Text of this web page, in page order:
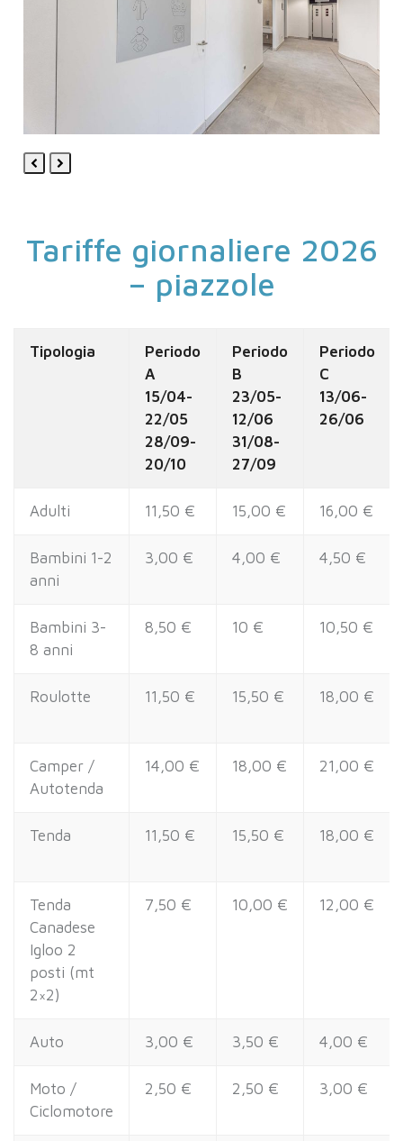
Previous
Next
Tariffe giornaliere 2026
– piazzole
Tipologia
Periodo
A
15/04-
22/05
28/09-
20/10
Periodo
B
23/05-
12/06
31/08-
27/09
Periodo
C
13/06-
26/06
Adulti 11,50 € 15,00 € 16,00 €
Bambini 1-2
anni
3,00 € 4,00 € 4,50 €
Bambini 3-
8 anni
8,50 € 10 € 10,50 €
Roulotte 11,50 € 15,50 € 18,00 €
Camper /
Autotenda
14,00 € 18,00 € 21,00 €
Tenda 11,50 € 15,50 € 18,00 €
Tenda
Canadese
Igloo 2
posti (mt
2×2)
7,50 € 10,00 € 12,00 €
Auto 3,00 € 3,50 € 4,00 €
Moto /
Ciclomotore
2,50 € 2,50 € 3,00 €